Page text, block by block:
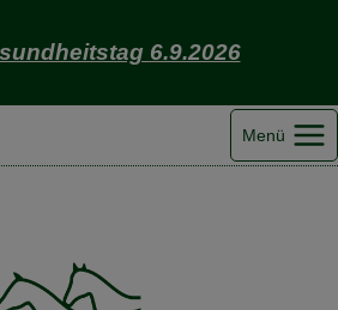
6.9.2026
Menü